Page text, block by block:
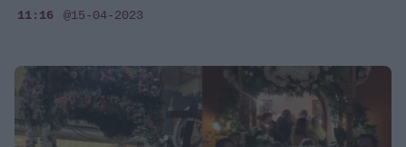
11:16 @15-04-2023